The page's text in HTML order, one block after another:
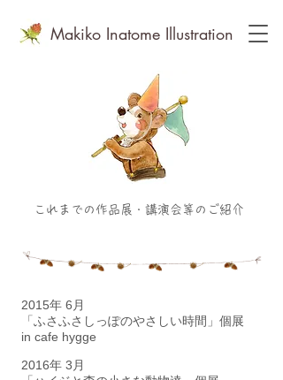
Makiko Inatome Illustration
​これまでの作品展・講演会等のご紹介
2015年 6月
「ふさふさしっぽのやさしい時間」個展
in cafe hygge
2016年 3月